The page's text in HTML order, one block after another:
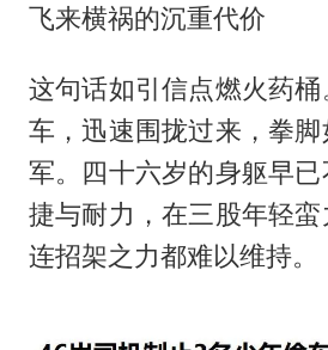
飞来横祸的沉重代价
这句话如引信点燃火药
车，迅速围拢过来，拳
军。四十六岁的身躯早
捷与耐力，在三股年轻
连招架之力都难以维持。